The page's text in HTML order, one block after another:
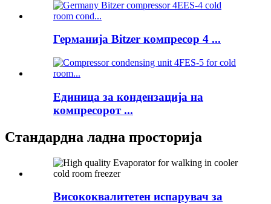
Германија Bitzer компресор 4 ...
Единица за кондензација на
компресорот ...
Стандардна ладна просторија
Висококвалитетен испарувач за